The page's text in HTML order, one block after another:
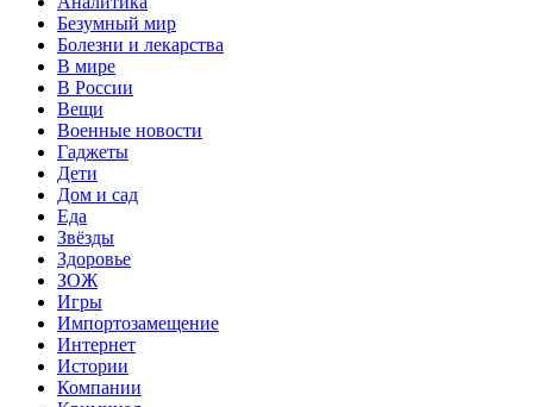
Безумный мир
Болезни и лекарства
В мире
В России
Вещи
Военные новости
Гаджеты
Дети
Дом и сад
Еда
Звёзды
Здоровье
ЗОЖ
Игры
Импортозамещение
Интернет
Истории
Компании